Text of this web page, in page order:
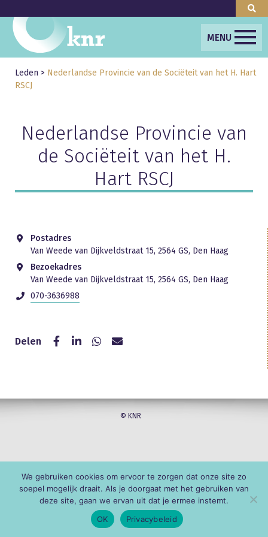
MENU
Leden > Nederlandse Provincie van de Sociëteit van het H. Hart
RSCJ
Nederlandse Provincie van
de Sociëteit van het H.
Hart RSCJ
Postadres
Van Weede van Dijkveldstraat 15, 2564 GS, Den Haag
Bezoekadres
Van Weede van Dijkveldstraat 15, 2564 GS, Den Haag
070-3636988
Delen
© KNR
We gebruiken cookies om ervoor te zorgen dat onze site zo
soepel mogelijk draait. Als je doorgaat met het gebruiken van
deze site, gaan we ervan uit dat je ermee instemt.
OK
Privacybeleid